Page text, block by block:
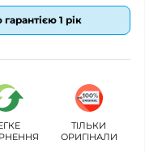
1 рік
ТІЛЬКИ
ОРИГІНАЛИ